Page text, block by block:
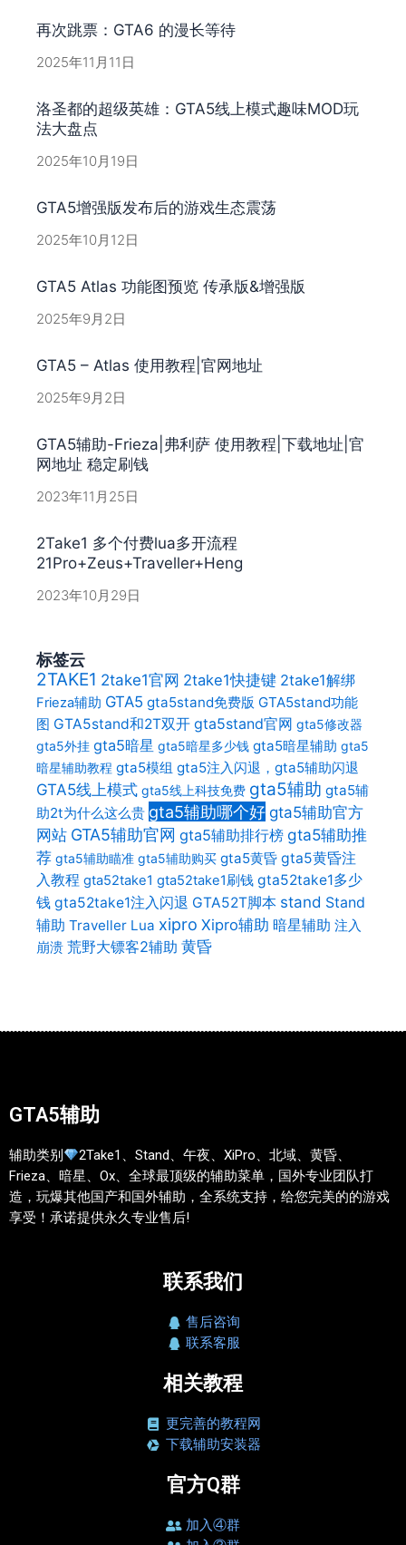
再次跳票：GTA6 的漫长等待
2025年11月11日
洛圣都的超级英雄：GTA5线上模式趣味MOD玩
法大盘点
2025年10月19日
GTA5增强版发布后的游戏生态震荡
2025年10月12日
GTA5 Atlas 功能图预览 传承版&增强版
2025年9月2日
GTA5 – Atlas 使用教程|官网地址
2025年9月2日
GTA5辅助-Frieza|弗利萨 使用教程|下载地址|官
网地址 稳定刷钱
2023年11月25日
2Take1 多个付费lua多开流程
21Pro+Zeus+Traveller+Heng
2023年10月29日
标签云
2TAKE1 2take1官网 2take1快捷键 2take1解绑
Frieza辅助 GTA5 gta5stand免费版 GTA5stand功能
图 GTA5stand和2T双开 gta5stand官网 gta5修改器
gta5外挂 gta5暗星 gta5暗星多少钱 gta5暗星辅助 gta5
暗星辅助教程 gta5模组 gta5注入闪退，gta5辅助闪退
GTA5线上模式 gta5线上科技免费 gta5辅助 gta5辅
助2t为什么这么贵 gta5辅助哪个好gta5辅助官方
网站 GTA5辅助官网 gta5辅助排行榜 gta5辅助推
荐 gta5辅助瞄准 gta5辅助购买 gta5黄昏 gta5黄昏注
入教程 gta52take1 gta52take1刷钱 gta52take1多少
钱 gta52take1注入闪退 GTA52T脚本 stand Stand
辅助 Traveller Lua xipro Xipro辅助 暗星辅助 注入
崩溃 荒野大镖客2辅助 黄昏
GTA5辅助
辅助类别
2Take1、Stand、午夜、XiPro、北域、黄昏、
Frieza、暗星、Ox、全球最顶级的辅助菜单，国外专业团队打
造，玩爆其他国产和国外辅助，全系统支持，给您完美的的游戏
享受！承诺提供永久专业售后!
联系我们
售后咨询
联系客服
相关教程
更完善的教程网
下载辅助安装器
官方Q群
加入④群